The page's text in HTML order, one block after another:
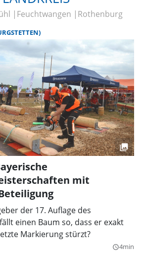
Feuchtwangen Rothenburg
mit
der 17. Auflage des
einen Baum so, dass er exakt
Markierung stürzt?
query_builder4min